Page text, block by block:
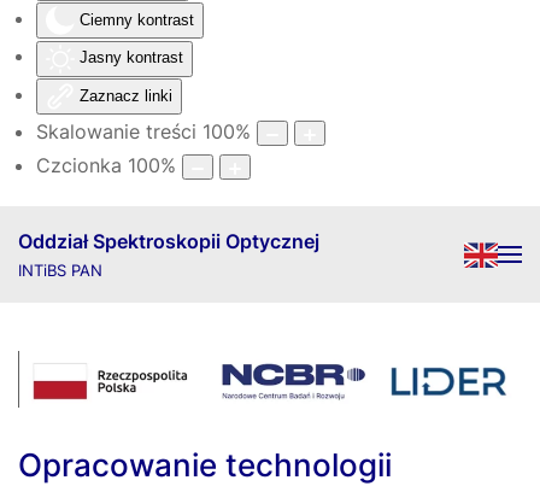
Ciemny kontrast
Jasny kontrast
Zaznacz linki
Skalowanie treści 100%
Czcionka 100%
Oddział Spektroskopii Optycznej
INTiBS PAN
Opracowanie technologii